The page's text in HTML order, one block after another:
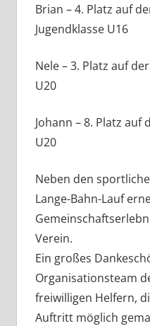
Brian – 4. Platz auf
Jugendklasse U16
Nele – 3. Platz auf
U20
Johann – 8. Platz auf
U20
Neben den
Lange-Bahn-Lauf
Verein.
Ein großes
Organisationsteam
freiwilligen Helfern,
Auftritt möglich